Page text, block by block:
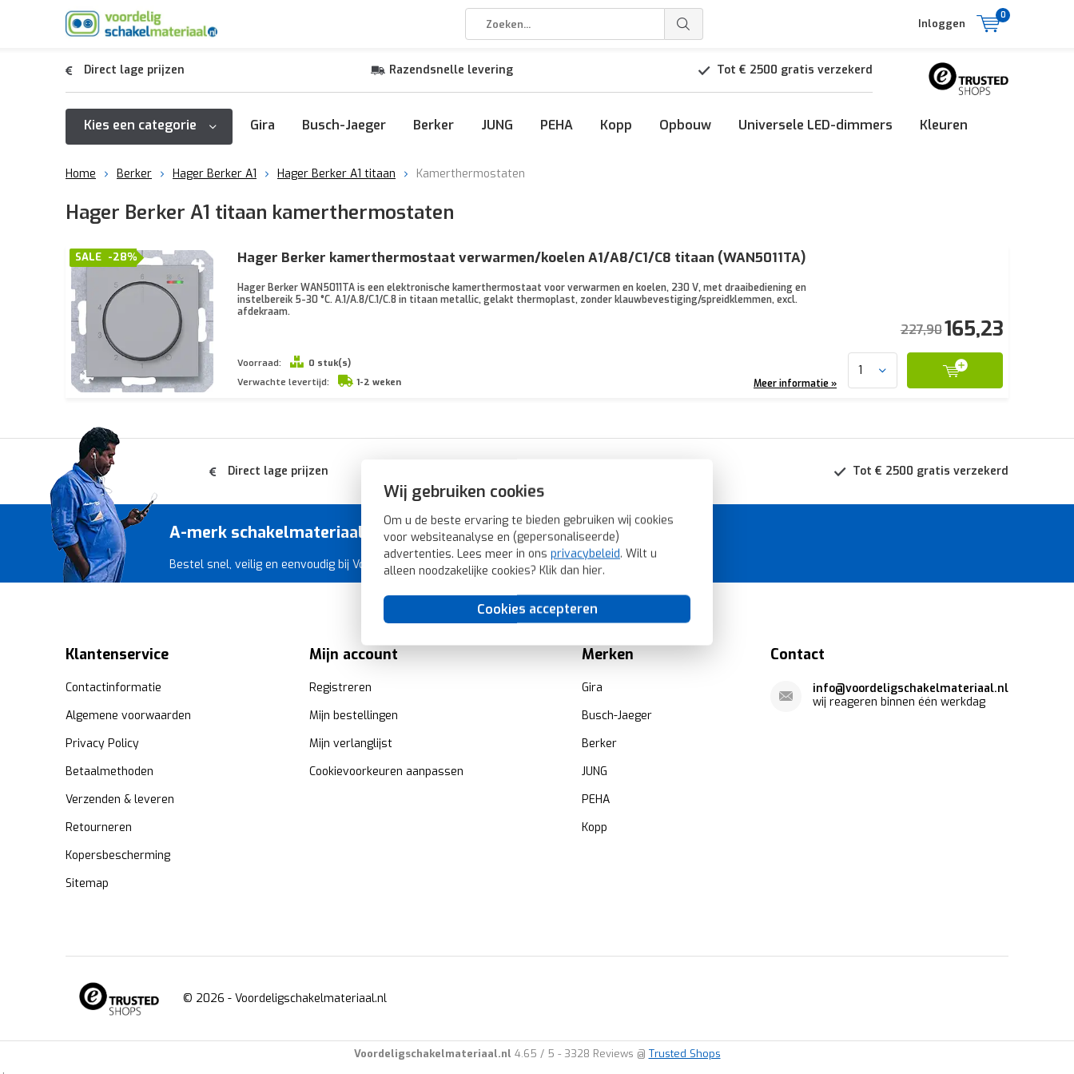
Wij gebruiken cookies
Om u de beste ervaring te bieden gebruiken wij cookies
voor websiteanalyse en (gepersonaliseerde)
advertenties. Lees meer in ons privacybeleid. Wilt u
alleen noodzakelijke cookies? Klik dan hier.
Cookies accepteren
Inloggen
0
Direct lage prijzen Razendsnelle levering Tot € 2500 gratis verzekerd
Kies een categorie Gira Busch-Jaeger Berker JUNG PEHA Kopp Opbouw Universele LED-dimmers Kleuren
Home Berker Hager Berker A1 Hager Berker A1 titaan Kamerthermostaten
Hager Berker A1 titaan kamerthermostaten
-28%
SALE Hager Berker kamerthermostaat verwarmen/koelen A1/A8/C1/C8 titaan (WAN5011TA)
Hager Berker WAN5011TA is een elektronische kamerthermostaat voor verwarmen en koelen, 230 V, met draaibediening en
instelbereik 5-30 °C. A.1/A.8/C.1/C.8 in titaan metallic, gelakt thermoplast, zonder klauwbevestiging/spreidklemmen, excl.
afdekraam.
Voorraad:
0 stuk(s)
Verwachte levertijd:
1-2 weken
227,90165,23
Meer informatie »
Direct lage prijzen Tot € 2500 gratis verzekerd
A-merk schakelmateriaal voor de laagste prijs.
Bestel snel, veilig en eenvoudig bij Voordeligschakelmateriaal.nl.
Klantenservice
Contactinformatie
Algemene voorwaarden
Privacy Policy
Betaalmethoden
Verzenden & leveren
Retourneren
Kopersbescherming
Sitemap
Mijn account
Registreren
Mijn bestellingen
Mijn verlanglijst
Cookievoorkeuren aanpassen
Merken
Gira
Busch-Jaeger
Berker
JUNG
PEHA
Kopp
Contact
info@voordeligschakelmateriaal.nl
wij reageren binnen één werkdag
© 2026 - Voordeligschakelmateriaal.nl
Voordeligschakelmateriaal.nl 4.65 / 5 - 3328 Reviews @ Trusted Shops